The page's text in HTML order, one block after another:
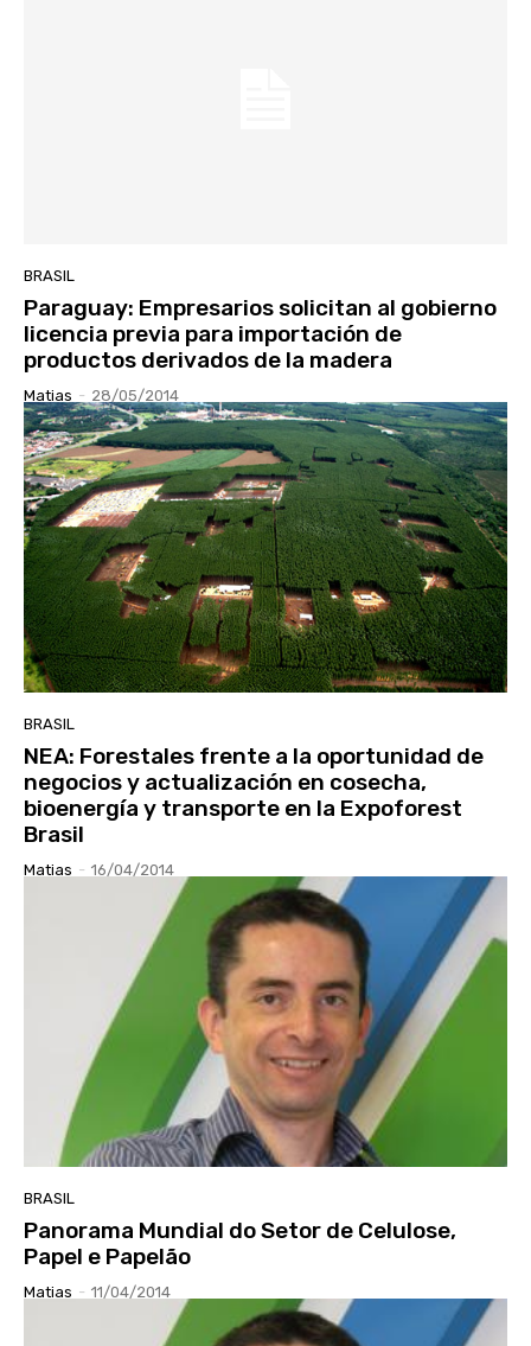
BRASIL
Paraguay: Empresarios solicitan al gobierno
licencia previa para importación de
productos derivados de la madera
Matias - 28/05/2014
BRASIL
NEA: Forestales frente a la oportunidad de
negocios y actualización en cosecha,
bioenergía y transporte en la Expoforest
Brasil
Matias - 16/04/2014
BRASIL
Panorama Mundial do Setor de Celulose,
Papel e Papelão
Matias - 11/04/2014